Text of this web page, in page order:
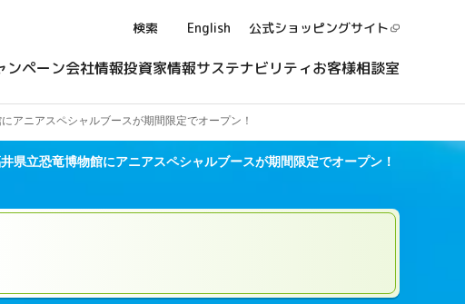
検索 English 公式ショッピングサイト
ンペーン会社情報投資家情報サステナビリティお客様相談室
アニアスペシャルブースが期間限定でオープン！
県立恐竜博物館にアニアスペシャルブースが期間限定でオープン！